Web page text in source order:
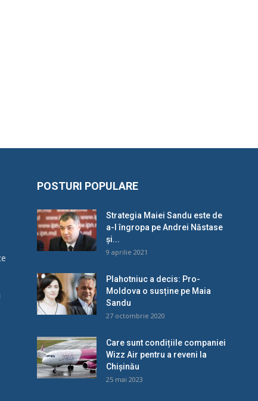
POSTURI POPULARE
Strategia Maiei Sandu este de
a-l îngropa pe Andrei Năstase
și...
9 aprilie 2021
Plahotniuc a decis: Pro-
Moldova o susține pe Maia
Sandu
27 octombrie 2020
Care sunt condițiile companiei
Wizz Air pentru a reveni la
Chișinău
25 mai 2023